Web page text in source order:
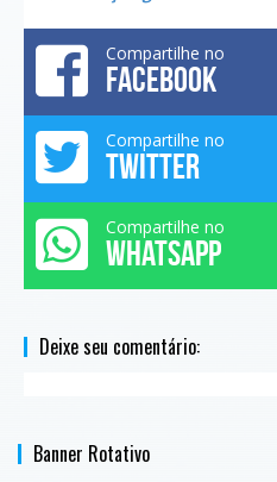
Compartilhe no
FACEBOOK
Compartilhe no
TWITTER
Compartilhe no
WHATSAPP
Deixe seu comentário:
Banner Rotativo